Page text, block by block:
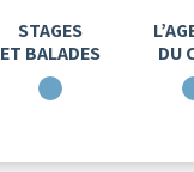
STAGES
ET BALADES
DU